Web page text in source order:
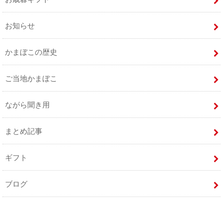
お知らせ
かまぼこの歴史
ご当地かまぼこ
ながら聞き用
まとめ記事
ギフト
ブログ